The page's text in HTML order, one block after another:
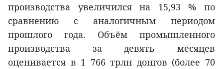
производства увеличился на 15,93 % по
сравнению с аналогичным периодом
прошлого года. Объём промышленного
производства за девять месяцев
оценивается в 1 766 трлн донгов (более 70